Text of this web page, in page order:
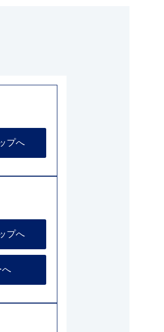
プへ
プへ
へ